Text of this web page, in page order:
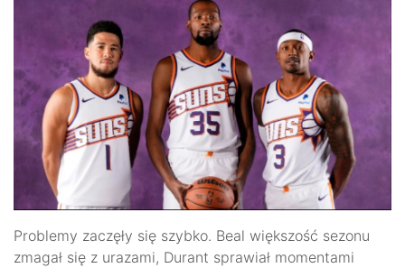
Problemy zaczęły się szybko. Beal większość sezonu
zmagał się z urazami, Durant sprawiał momentami